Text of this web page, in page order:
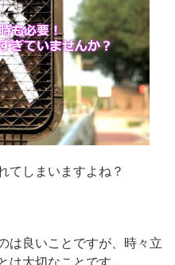
てしまいますよね？
は良いことですが、時々立
は大切なことです。